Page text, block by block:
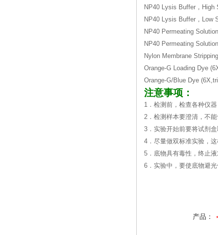
NP40 Lysis Buffer，High
NP40 Lysis Buffer，Low
NP40 Permeating
NP40 Permeating
Nylon Membrane
Orange-G Loading Dye
Orange-G/Blue Dye
注意事项：
1．检测前，检查各种仪
2．检测样本要澄清，不
3．实验开始前要将试剂
4．尽量做双标准实验，
5．底物具有毒性，终止
6．实验中，要使底物避
产品：